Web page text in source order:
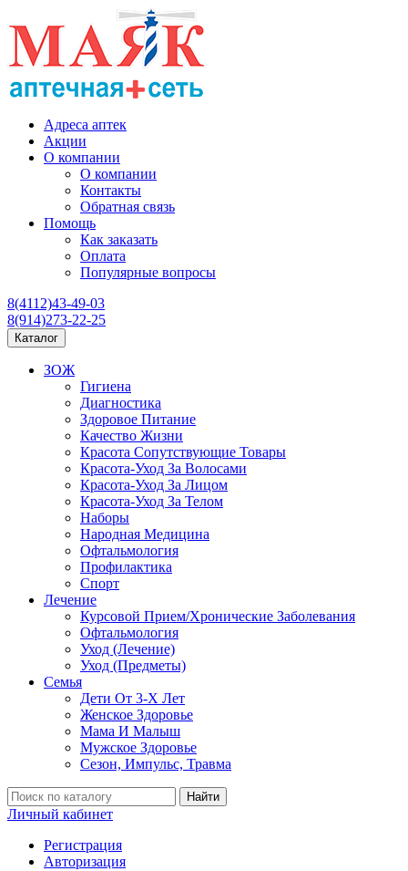
Адреса аптек
Акции
О компании
О компании
Контакты
Обратная связь
Помощь
Как заказать
Оплата
Популярные вопросы
8(4112)43-49-03
8(914)273-22-25
Каталог
ЗОЖ
Гигиена
Диагностика
Здоровое Питание
Качество Жизни
Красота Сопутствующие Товары
Красота-Уход За Волосами
Красота-Уход За Лицом
Красота-Уход За Телом
Наборы
Народная Медицина
Офтальмология
Профилактика
Спорт
Лечение
Курсовой Прием/Хронические Заболевания
Офтальмология
Уход (Лечение)
Уход (Предметы)
Семья
Дети От 3-Х Лет
Женское Здоровье
Мама И Малыш
Мужское Здоровье
Сезон, Импульс, Травма
Найти
Личный кабинет
Регистрация
Авторизация